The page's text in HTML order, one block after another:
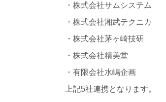
・株式会社サムシステム
・株式会社湘武テクニカ
・株式会社茅ヶ崎技研
・株式会社精美堂
・有限会社水嶋企画
上記5社連携となります。